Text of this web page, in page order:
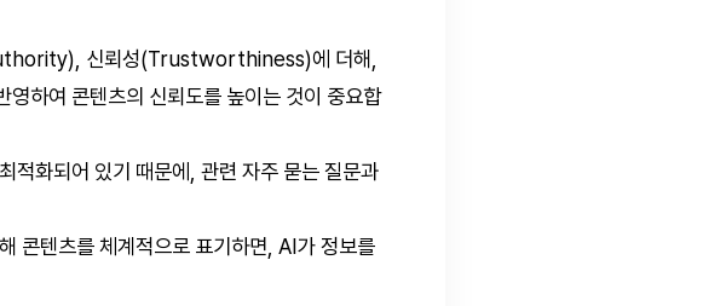
신뢰성(Trustworthiness)에 더해,
하여 콘텐츠의 신뢰도를 높이는 것이 중요합
적화되어 있기 때문에, 관련 자주 묻는 질문과
콘텐츠를 체계적으로 표기하면, AI가 정보를